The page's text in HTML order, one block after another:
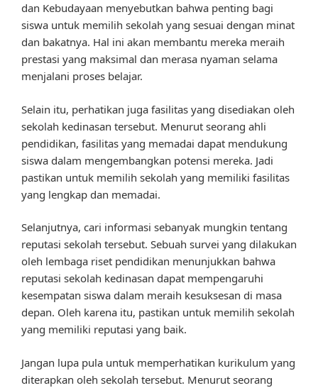
dan Kebudayaan menyebutkan bahwa penting bagi
siswa untuk memilih sekolah yang sesuai dengan minat
dan bakatnya. Hal ini akan membantu mereka meraih
prestasi yang maksimal dan merasa nyaman selama
menjalani proses belajar.
Selain itu, perhatikan juga fasilitas yang disediakan oleh
sekolah kedinasan tersebut. Menurut seorang ahli
pendidikan, fasilitas yang memadai dapat mendukung
siswa dalam mengembangkan potensi mereka. Jadi
pastikan untuk memilih sekolah yang memiliki fasilitas
yang lengkap dan memadai.
Selanjutnya, cari informasi sebanyak mungkin tentang
reputasi sekolah tersebut. Sebuah survei yang dilakukan
oleh lembaga riset pendidikan menunjukkan bahwa
reputasi sekolah kedinasan dapat mempengaruhi
kesempatan siswa dalam meraih kesuksesan di masa
depan. Oleh karena itu, pastikan untuk memilih sekolah
yang memiliki reputasi yang baik.
Jangan lupa pula untuk memperhatikan kurikulum yang
diterapkan oleh sekolah tersebut. Menurut seorang